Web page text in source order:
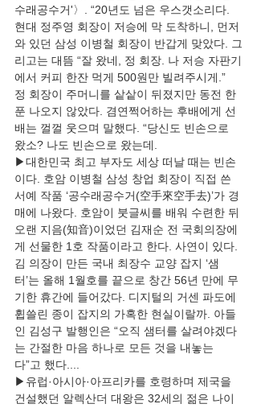
수래공수거'〉. “20년도 넘은 우스갯소리다.
현대 정주영 회장이 저승에 막 도착하니, 먼저
와 있던 삼성 이병철 회장이 반갑게 맞았다. 그
리고는 대뜸 “잘 왔네, 정 회장. 나 저승 자판기
에서 커피 한잔 먹게 500원만 빌려주시게.”
정 회장이 주머니를 샅샅이 뒤졌지만 동전 한
푼 나오지 않았다. 겸연쩍어하는 후배에게 선
배는 껄껄 웃으며 말했다. “당신도 빈손으로
왔소? 나도 빈손으로 왔는데.
▶대한민국 최고 부자도 세상 떠날 때는 빈손
이다. 호암 이병철 삼성 창업 회장이 직접 쓴
서예 작품 ‘공수래공수거(空手來空手去)’가 경
매에 나왔다. 호암이 붓글씨를 배워 수련한 뒤
오랜 지음(知音)이었던 김재순 전 국회의장에
게 선물한 1호 작품이라고 한다. 사연이 있다.
김 의장이 만든 국내 최장수 교양 잡지 ‘샘
터’는 올해 1월호를 끝으로 창간 56년 만에 무
기한 휴간에 들어갔다. 디지털의 거센 파도에
휩쓸린 종이 잡지의 가혹한 현실이랄까. 아들
인 김성구 발행인은 “오직 샘터를 살려야겠다
는 간절한 마음 하나로 모든 것을 내놓는
다”고 했다....
▶유럽·아시아·아프리카를 호령하며 제국을
건설했던 알렉산더 대왕은 32세의 젊은 나이